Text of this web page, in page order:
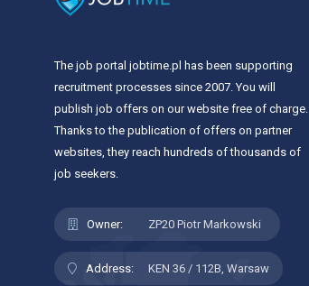
The job portal jobtime.pl has been supporting
recruitment processes since 2007. You will
publish job offers on our website free of charge.
Thanks to the publication of offers on partner
websites, they reach hundreds of thousands of
job seekers.
Owner: ZP20 Piotr Markowski
Address: KEN 36 / 112B, Warsaw